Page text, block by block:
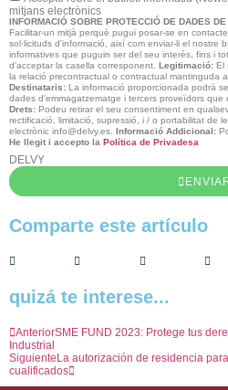
mitjans electrònics
INFORMACIÓ SOBRE PROTECCIÓ DE DADES
Facilitar-un mitjà perquè pugui posar-se en
sol·licituds d'informació, així com enviar-li el nostre
informatives que puguin ser del seu interès, fins i
d'acceptar la casella corresponent. Legitimació: El
la relació precontractual o contractual mantinguda
Destinataris: La informació proporcionada podrà
dades d'emmagatzematge i tercers proveïdors
Drets: Podeu retirar el seu consentiment en
rectificació, limitació, supressió, i / o portabilitat de
electrònic info@delvy.es. Informació Addicional:
He llegit i accepto la Política de Privadesa
DELVY
Comparte este artículo
quizá te interese...
AnteriorSME FUND 2023: Protege tus
Industrial
Siguiente La autorización de residencia
cualificados